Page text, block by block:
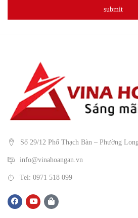
Số 29/12 Phố Thạch Bàn – Phường
info@vinahoangan.vn
Tel: 0971 518 099